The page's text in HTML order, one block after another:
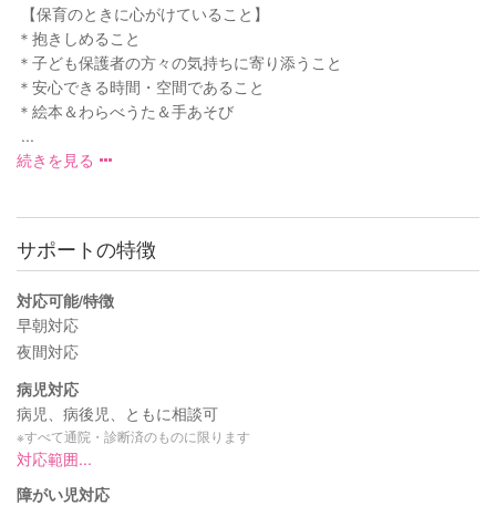
【保育のときに心がけていること】
＊抱きしめること
＊子ども保護者の方々の気持ちに寄り添うこと
＊安心できる時間・空間であること
＊絵本＆わらべうた＆手あそび
...
続きを見る
サポートの特徴
対応可能/特徴
早朝対応
夜間対応
病児対応
病児、病後児、ともに相談可
※すべて通院・診断済のものに限ります
対応範囲...
障がい児対応